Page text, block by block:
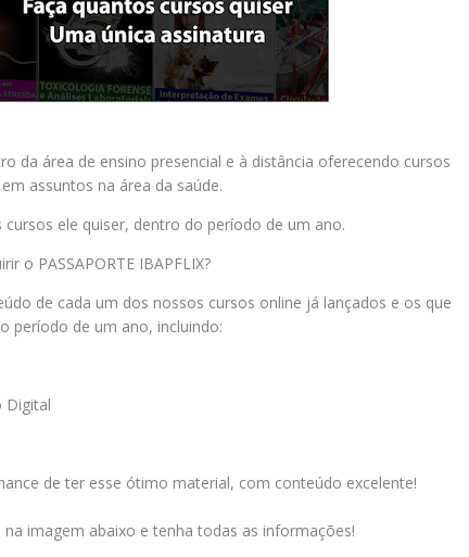
da área de ensino presencial e à distância oferecendo cursos
assuntos na área da saúde.
cursos ele quiser, dentro do período de um ano.
o PASSAPORTE IBAPFLIX?
de cada um dos nossos cursos online já lançados e os que
período de um ano, incluindo:
Digital
de ter esse ótimo material, com conteúdo excelente!
na imagem abaixo e tenha todas as informações!